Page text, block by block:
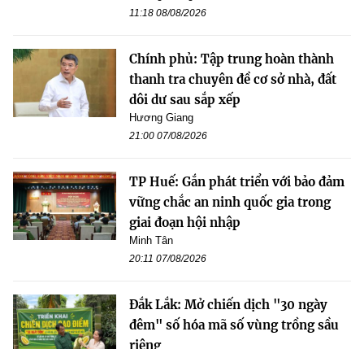
11:18 08/08/2026
Chính phủ: Tập trung hoàn thành
thanh tra chuyên đề cơ sở nhà, đất
dôi dư sau sắp xếp
Hương Giang
21:00 07/08/2026
TP Huế: Gắn phát triển với bảo đảm
vững chắc an ninh quốc gia trong
giai đoạn hội nhập
Minh Tân
20:11 07/08/2026
Đắk Lắk: Mở chiến dịch "30 ngày
đêm" số hóa mã số vùng trồng sầu
riêng